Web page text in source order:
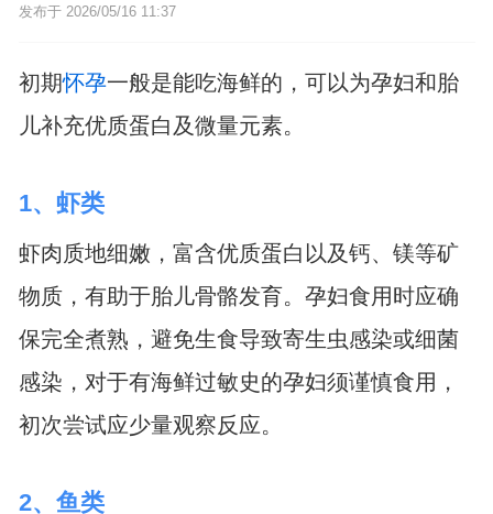
发布于 2026/05/16 11:37
初期怀孕一般是能吃海鲜的，可以为孕妇和胎
儿补充优质蛋白及微量元素。
1、虾类
虾肉质地细嫩，富含优质蛋白以及钙、镁等矿
物质，有助于胎儿骨骼发育。孕妇食用时应确
保完全煮熟，避免生食导致寄生虫感染或细菌
感染，对于有海鲜过敏史的孕妇须谨慎食用，
初次尝试应少量观察反应。
2、鱼类